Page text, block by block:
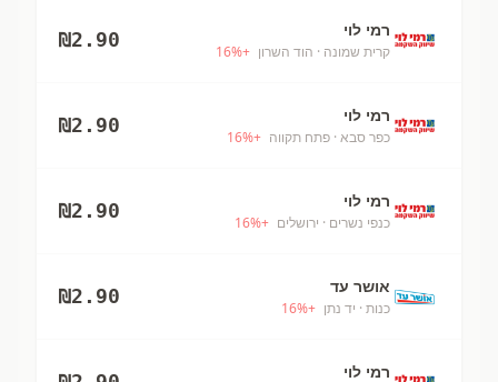
רמי לוי
קרית שמונה · הוד השרון +
16%
₪2.90
רמי לוי
כפר סבא · פתח תקווה +
16%
₪2.90
רמי לוי
כנפי נשרים · ירושלים +
16%
₪2.90
אושר עד
כנות · יד נתן +
16%
₪2.90
רמי לוי